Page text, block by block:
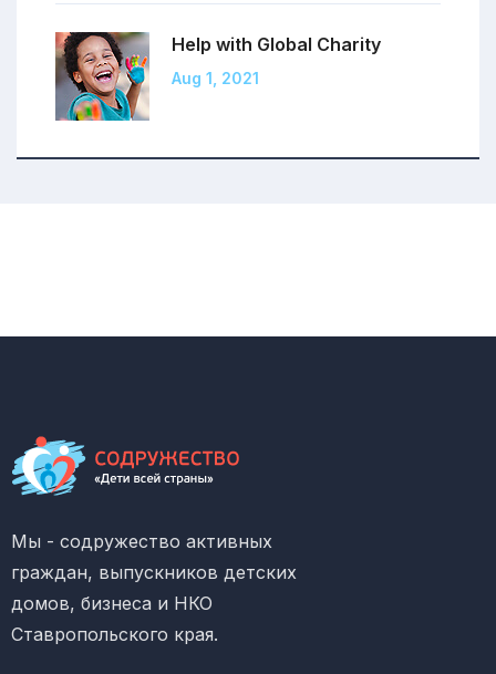
Help with Global Charity
Aug 1, 2021
Мы - содружество активных
граждан, выпускников детских
домов, бизнеса и НКО
Ставропольского края.